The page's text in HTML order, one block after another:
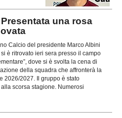
una rosa
Calcio del presidente Marco Albini
è ritrovato ieri sera presso il campo
dove si è svolta la cena di
della squadra che affronterà la
2026/2027. Il gruppo è stato
scorsa stagione. Numerosi